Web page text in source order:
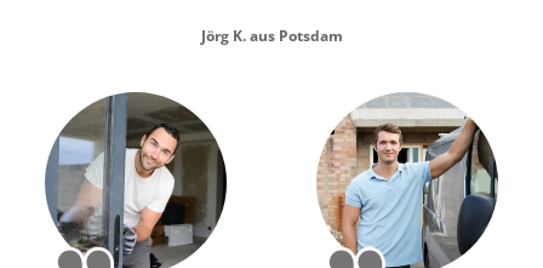
Jörg K. aus Potsdam